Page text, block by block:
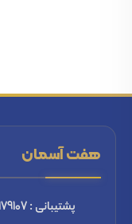
هفت آسمان
پشتیبانی : 02179107